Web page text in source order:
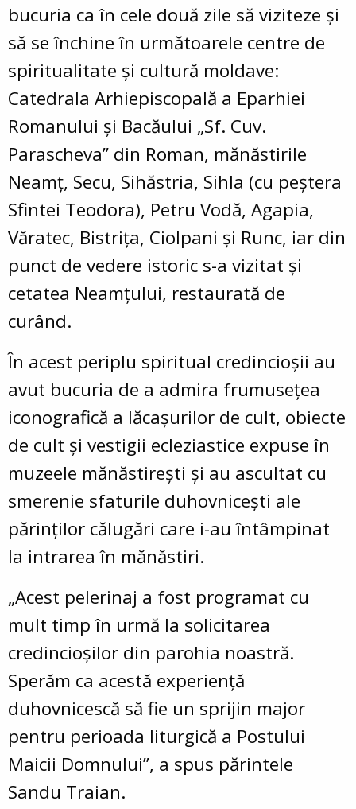
bucuria ca în cele două zile să viziteze şi
să se închine în următoarele centre de
spiritualitate şi cultură moldave:
Catedrala Arhiepiscopală a Eparhiei
Romanului şi Bacăului „Sf. Cuv.
Parascheva” din Roman, mănăstirile
Neamţ, Secu, Sihăstria, Sihla (cu peştera
Sfintei Teodora), Petru Vodă, Agapia,
Văratec, Bistriţa, Ciolpani şi Runc, iar din
punct de vedere istoric s-a vizitat şi
cetatea Neamţului, restaurată de
curând.
În acest periplu spiritual credincioșii au
avut bucuria de a admira frumusețea
iconografică a lăcașurilor de cult, obiecte
de cult și vestigii ecleziastice expuse în
muzeele mănăstirești și au ascultat cu
smerenie sfaturile duhovnicești ale
părinților călugări care i-au întâmpinat
la intrarea în mănăstiri.
„Acest pelerinaj a fost programat cu
mult timp în urmă la solicitarea
credincioșilor din parohia noastră.
Sperăm ca acestă experiență
duhovnicescă să fie un sprijin major
pentru perioada liturgică a Postului
Maicii Domnului”, a spus părintele
Sandu Traian.